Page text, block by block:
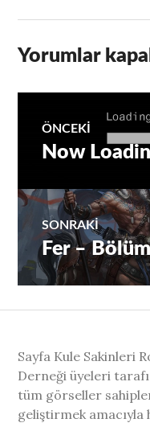
Yorumlar
Yazı
ÖNCEKI
Önceki
Now
SONRAKI
Sıradaki
Yazı:
Fer –
Sayfa Kule Sakinleri
Derneği üyeleri
tüm görseller
geliştirmek